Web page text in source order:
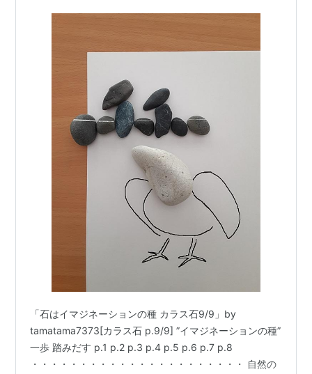
「石はイマジネーションの種 カラス石9/9」by
tamatama7373[カラス石 p.9/9] ”イマジネーションの種”
一歩 踏みだす p.1 p.2 p.3 p.4 p.5 p.6 p.7 p.8
・・・・・・・・・・・・・・・・・・・・・・ 自然の